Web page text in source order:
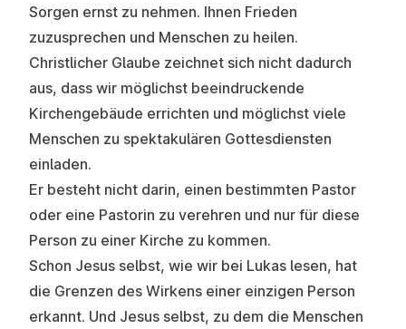
Sorgen ernst zu nehmen. Ihnen Frieden
zuzusprechen und Menschen zu heilen.
Christlicher Glaube zeichnet sich nicht dadurch
aus, dass wir möglichst beeindruckende
Kirchengebäude errichten und möglichst viele
Menschen zu spektakulären Gottesdiensten
einladen.
Er besteht nicht darin, einen bestimmten Pastor
oder eine Pastorin zu verehren und nur für diese
Person zu einer Kirche zu kommen.
Schon Jesus selbst, wie wir bei Lukas lesen, hat
die Grenzen des Wirkens einer einzigen Person
erkannt. Und Jesus selbst, zu dem die Menschen